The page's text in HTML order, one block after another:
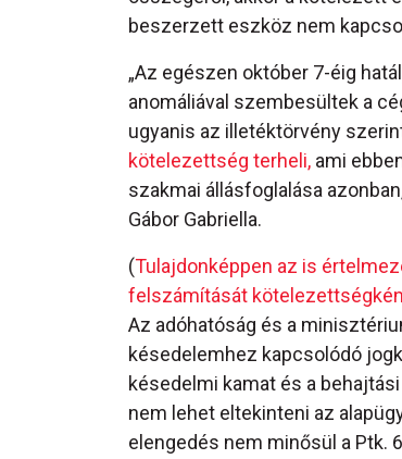
beszerzett eszköz nem
„Az egészen október 7-éig
anomáliával szembesültek a
ugyanis az illetéktörvény
kötelezettség terheli, ami
szakmai állásfoglalása
Gábor Gabriella.
(Tulajdonképpen az is
felszámítását
Az adóhatóság és a
késedelemhez kapcsolódó
késedelmi kamat és a
nem lehet eltekinteni az
elengedés nem minősül a Ptk.